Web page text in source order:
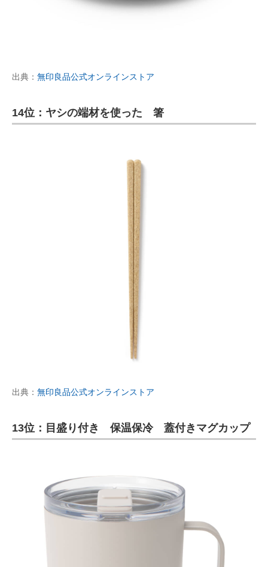
出典： 無印良品公式オンラインストア
14位：ヤシの端材を使った 箸
出典： 無印良品公式オンラインストア
13位：目盛り付き 保温保冷 蓋付きマグカップ